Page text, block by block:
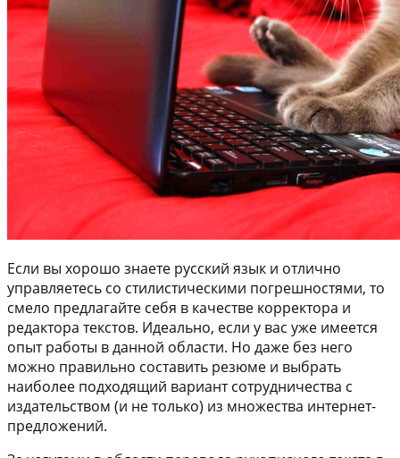
Если вы хорошо знаете русский язык и отлично
управляетесь со стилистическими погрешностями, то
смело предлагайте себя в качестве корректора и
редактора текстов. Идеально, если у вас уже имеется
опыт работы в данной области. Но даже без него
можно правильно составить резюме и выбрать
наиболее подходящий вариант сотрудничества с
издательством (и не только) из множества интернет-
предложений.